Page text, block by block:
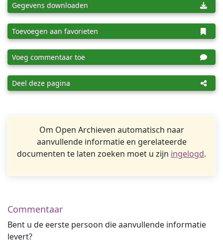
Gegevens downloaden
Toevoegen aan favorieten
Voeg commentaar toe
Deel deze pagina
Om Open Archieven automatisch naar
aanvullende informatie en gerelateerde
documenten te laten zoeken moet u zijn ingelogd.
Commentaar
Bent u de eerste persoon die aanvullende informatie
levert?